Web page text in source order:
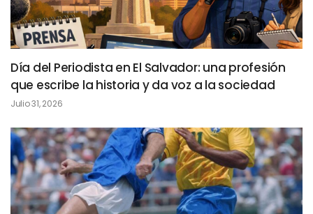
Día del Periodista en El Salvador: una profesión
que escribe la historia y da voz a la sociedad
Julio 31, 2026